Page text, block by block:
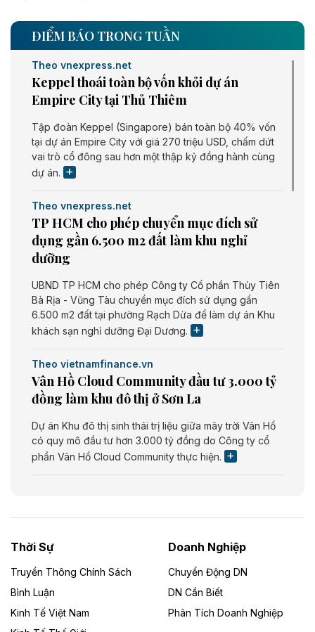
ĐIỂM BÁO TRONG TUẦN
Theo vnexpress.net
Keppel thoái toàn bộ vốn khỏi dự án
Empire City tại Thủ Thiêm
Tập đoàn Keppel (Singapore) bán toàn bộ 40% vốn
tại dự án Empire City với giá 270 triệu USD, chấm dứt
vai trò cổ đông sau hơn một thập kỷ đồng hành cùng
dự án.
Theo vnexpress.net
TP HCM cho phép chuyển mục đích sử
dụng gần 6.500 m2 đất làm khu nghỉ
dưỡng
UBND TP HCM cho phép Công ty Cổ phần Thủy Tiên
Bà Rịa - Vũng Tàu chuyển mục đích sử dụng gần
6.500 m2 đất tại phường Rạch Dừa để làm dự án Khu
khách sạn nghỉ dưỡng Đại Dương.
Theo vietnamfinance.vn
Vân Hồ Cloud Community đầu tư 3.000 tỷ
đồng làm khu đô thị ở Sơn La
Dự án Khu đô thị sinh thái trị liệu giữa mây trời Vân Hồ
có quy mô đầu tư hơn 3.000 tỷ đồng do Công ty cổ
phần Vân Hồ Cloud Community thực hiện.
Dự án Nhà máy xử lý rác và phát điện Bắc Giang do
Công ty TNHH Năng lượng môi trường Bắc Giang làm
Theo vietnamfinance.vn
Thời Sự
Truyền Thông Chính Sách
Bình Luận
Kinh Tế Việt Nam
Doanh Nghiệp
Chuyển Động DN
DN Cần Biết
Phân Tích Doanh Nghiệp